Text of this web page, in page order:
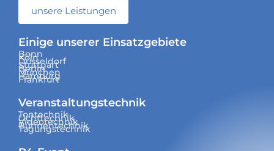
unsere Leistungen
Einige unserer Einsatzgebiete
Bonn
Köln
Düsseldorf
Stuttgart
Berlin
München
Hamburg
Frankfurt
Veranstaltungs­technik
Tontechnik
Lichttechnik
Videotechnik
Bühnentechnik
Tagungstechnik